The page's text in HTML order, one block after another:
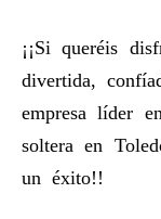
¡¡Si queréis
divertida,
empresa líder
soltera en
un éxito!!